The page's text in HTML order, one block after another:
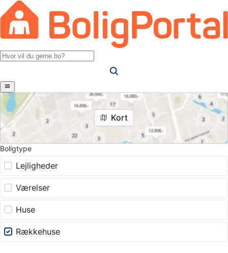
Kort
Boligtype
Lejligheder
Værelser
Huse
Rækkehuse